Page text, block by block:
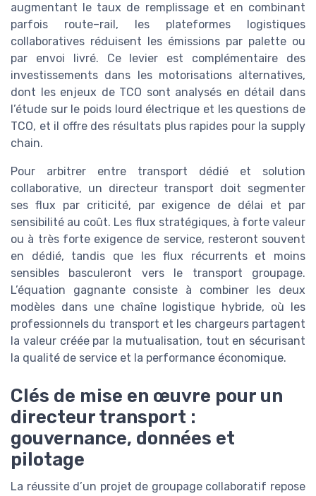
augmentant le taux de remplissage et en combinant
parfois route–rail, les plateformes logistiques
collaboratives réduisent les émissions par palette ou
par envoi livré. Ce levier est complémentaire des
investissements dans les motorisations alternatives,
dont les enjeux de TCO sont analysés en détail dans
l’étude sur le poids lourd électrique et les questions de
TCO, et il offre des résultats plus rapides pour la supply
chain.
Pour arbitrer entre transport dédié et solution
collaborative, un directeur transport doit segmenter
ses flux par criticité, par exigence de délai et par
sensibilité au coût. Les flux stratégiques, à forte valeur
ou à très forte exigence de service, resteront souvent
en dédié, tandis que les flux récurrents et moins
sensibles basculeront vers le transport groupage.
L’équation gagnante consiste à combiner les deux
modèles dans une chaîne logistique hybride, où les
professionnels du transport et les chargeurs partagent
la valeur créée par la mutualisation, tout en sécurisant
la qualité de service et la performance économique.
Clés de mise en œuvre pour un
directeur transport :
gouvernance, données et
pilotage
La réussite d’un projet de groupage collaboratif repose